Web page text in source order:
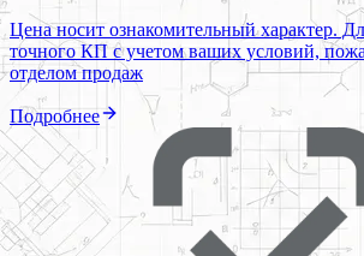
Цена носит ознакомительный характер.
точного КП с учетом ваших условий,
отделом продаж
Подробнее